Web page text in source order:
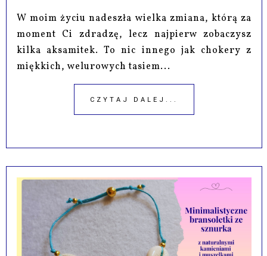
W moim życiu nadeszła wielka zmiana, którą za
moment Ci zdradzę, lecz najpierw zobaczysz
kilka aksamitek. To nic innego jak chokery z
miękkich, welurowych tasiem...
CZYTAJ DALEJ...